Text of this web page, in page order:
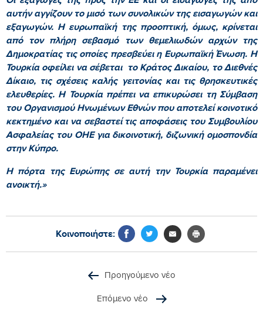
αυτήν αγγίζουν το μισό των συνολικών της εισαγωγών και
εξαγωγών. Η ευρωπαϊκή της προοπτική, όμως, κρίνεται
από τον πλήρη σεβασμό των θεμελιωδών αρχών της
Δημοκρατίας τις οποίες πρεσβεύει η Ευρωπαϊκή Ένωση. Η
Τουρκία οφείλει να σέβεται το Κράτος Δικαίου, το Διεθνές
Δίκαιο, τις σχέσεις καλής γειτονίας και τις θρησκευτικές
ελευθερίες. Η Τουρκία πρέπει να επικυρώσει τη Σύμβαση
του Οργανισμού Ηνωμένων Εθνών που αποτελεί κοινοτικό
κεκτημένο και να σεβαστεί τις αποφάσεις του Συμβουλίου
Ασφαλείας του ΟΗΕ για δικοινοτική, διζωνική ομοσπονδία
στην Κύπρο.
Η πόρτα της Ευρώπης σε αυτή την Τουρκία παραμένει
ανοικτή.»
Κοινοποιήστε:
Προηγούμενο νέο
Επόμενο νέο